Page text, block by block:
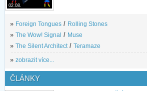
02.08.
» Foreign Tongues / Rolling Stones
» The Wow! Signal / Muse
» The Silent Architect / Teramaze
» zobrazit více...
ČLÁNKY